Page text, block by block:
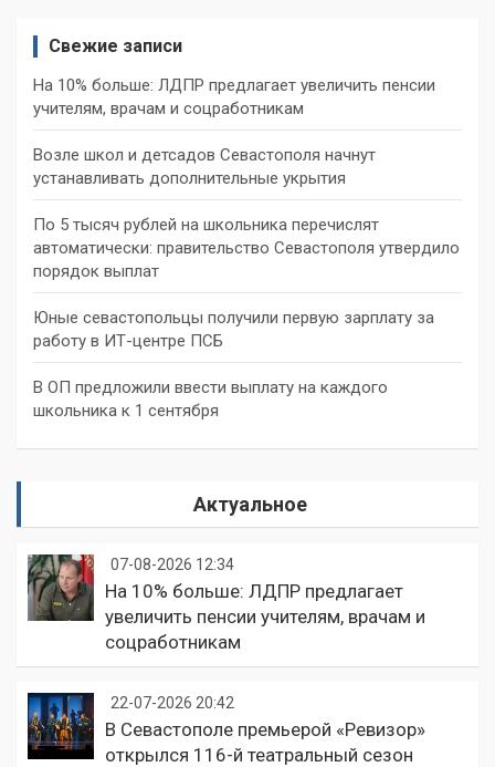
Свежие записи
На 10% больше: ЛДПР предлагает увеличить пенсии
учителям, врачам и соцработникам
Возле школ и детсадов Севастополя начнут
устанавливать дополнительные укрытия
По 5 тысяч рублей на школьника перечислят
автоматически: правительство Севастополя утвердило
порядок выплат
Юные севастопольцы получили первую зарплату за
работу в ИТ-центре ПСБ
В ОП предложили ввести выплату на каждого
школьника к 1 сентября
Актуальное
07-08-2026 12:34
На 10% больше: ЛДПР предлагает
увеличить пенсии учителям, врачам и
соцработникам
22-07-2026 20:42
В Севастополе премьерой «Ревизор»
открылся 116-й театральный сезон